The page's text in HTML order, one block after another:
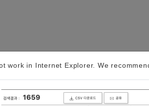
work in Internet Explorer. We